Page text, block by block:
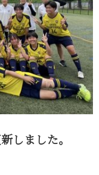
しました。